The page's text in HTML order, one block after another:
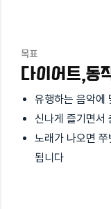
목표
다이어트,동
유행하는 음악에
신나게 즐기면서
노래가 나오면
됩니다